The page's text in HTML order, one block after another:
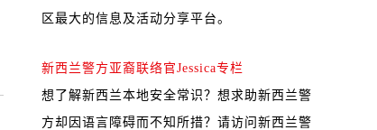
区最大的信息及活动分享平台。
新西兰警方亚裔联络官Jessica专栏
想了解新西兰本地安全常识？想求助新西兰警
方却因语言障碍而不知所措？请访问新西兰警